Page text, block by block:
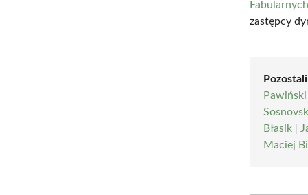
zastępcy
Pawiński
Błasik
Maciej